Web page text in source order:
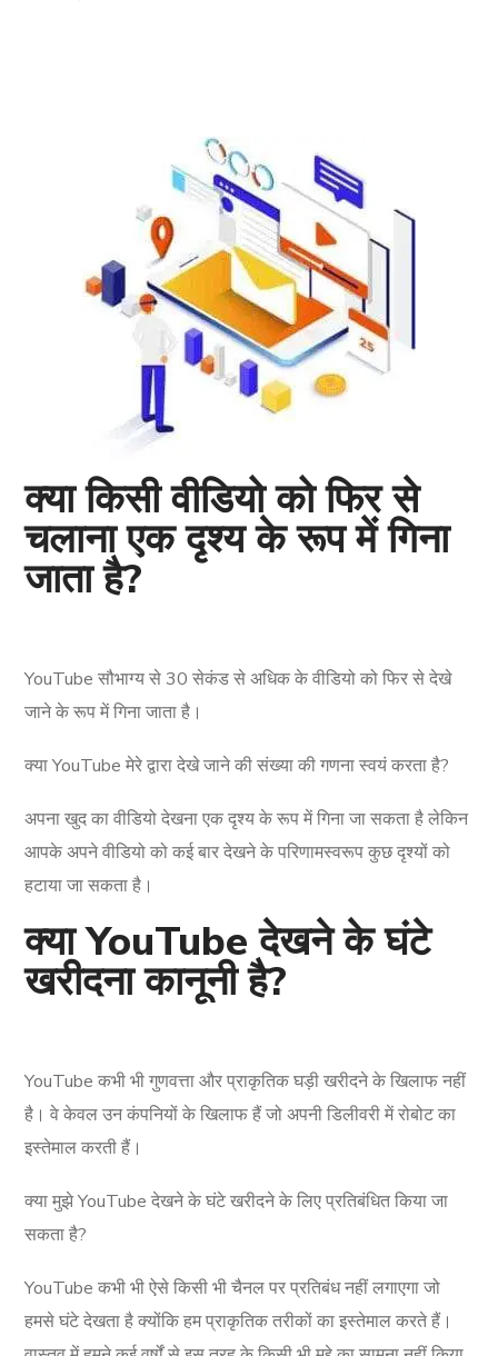
क्या किसी वीडियो को फिर से
चलाना एक दृश्य के रूप में गिना
जाता है?
YouTube सौभाग्य से 30 सेकंड से अधिक के वीडियो को फिर से देखे
जाने के रूप में गिना जाता है।
क्या YouTube मेरे द्वारा देखे जाने की संख्या की गणना स्वयं करता है?
अपना खुद का वीडियो देखना एक दृश्य के रूप में गिना जा सकता है लेकिन
आपके अपने वीडियो को कई बार देखने के परिणामस्वरूप कुछ दृश्यों को
हटाया जा सकता है।
क्या YouTube देखने के घंटे
खरीदना कानूनी है?
YouTube कभी भी गुणवत्ता और प्राकृतिक घड़ी खरीदने के खिलाफ नहीं
है। वे केवल उन कंपनियों के खिलाफ हैं जो अपनी डिलीवरी में रोबोट का
इस्तेमाल करती हैं।
क्या मुझे YouTube देखने के घंटे खरीदने के लिए प्रतिबंधित किया जा
सकता है?
YouTube कभी भी ऐसे किसी भी चैनल पर प्रतिबंध नहीं लगाएगा जो
हमसे घंटे देखता है क्योंकि हम प्राकृतिक तरीकों का इस्तेमाल करते हैं।